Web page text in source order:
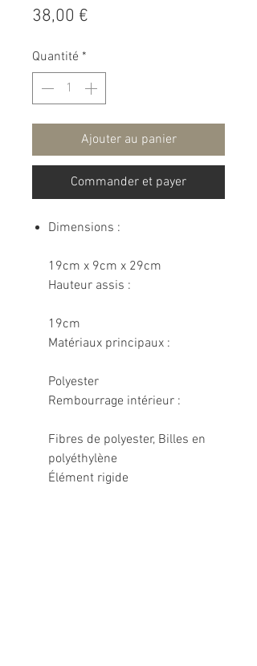
38,00 €
Quantité *
Ajouter au panier
Commander et payer
Dimensions :
19cm x 9cm x 29cm
Hauteur assis :
19cm
Matériaux principaux :
Polyester
Rembourrage intérieur :
Fibres de polyester, Billes en
polyéthylène
Élément rigide